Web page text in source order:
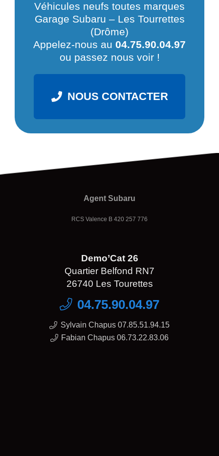
Véhicules neufs toutes marques
Garage Subaru – Les Tourrettes
(Drôme)
Appelez-nous au 04.75.90.04.97
ou passez nous voir !
NOUS CONTACTER
Agent Subaru
RCS Valence B 420 257 776
Demo’Cat 26
Quartier Belfond RN7
26740 Les Tourettes
04.75.90.04.97
Sylvain Chapus 07.85.51.94.15
Fabian Chapus 06.73.22.83.06